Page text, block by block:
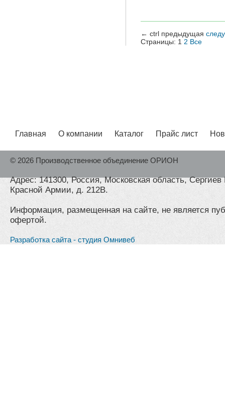
← ctrl предыдущая
Страницы: 1 2 Все
Главная О компании Каталог Прайс лист
© 2026 Производственное объединение ОРИОН
Адрес: 141300, Россия, Московская область,
Красной Армии, д. 212В.
Информация, размещенная на сайте, не является
офертой.
Разработка сайта - студия Омнивеб